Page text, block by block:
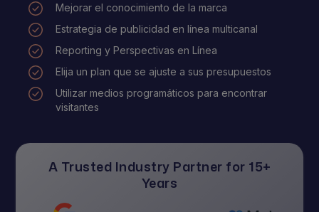
Mejorar el conocimiento de la marca
Estrategia de publicidad en línea multicanal
Reporting y Perspectivas en Línea
Elija un plan que se ajuste a sus presupuestos
Utilizar medios programáticos para encontrar
visitantes
A Trusted Industry Partner for 15+
Years